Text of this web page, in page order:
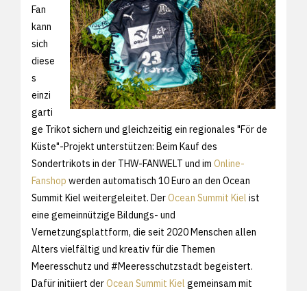
Fan
kann
sich
diese
s
einzi
garti
ge Trikot sichern und gleichzeitig ein regionales "För de
Küste"-Projekt unterstützen: Beim Kauf des
Sondertrikots in der THW-FANWELT und im Online-
Fanshop werden automatisch 10 Euro an den Ocean
Summit Kiel weitergeleitet. DerOcean Summit Kiel ist
eine gemeinnützige Bildungs- und
Vernetzungsplattform, die seit 2020 Menschen allen
Alters vielfältig und kreativ für die Themen
Meeresschutz und #Meeresschutzstadt begeistert.
Dafür initiiert derOcean Summit Kiel gemeinsam mit